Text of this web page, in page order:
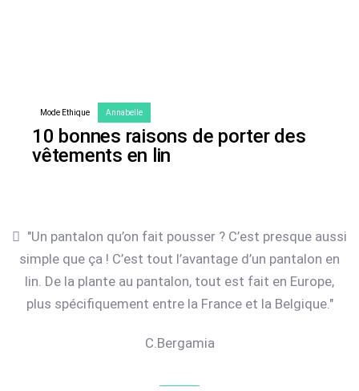
TagsMode Ethique
Author:
Annabelle
10 bonnes raisons de porter des
vêtements en lin
"Un pantalon qu’on fait pousser ? C’est presque aussi
simple que ça ! C’est tout l’avantage d’un pantalon en
lin. De la plante au pantalon, tout est fait en Europe,
plus spécifiquement entre la France et la Belgique."
C.Bergamia